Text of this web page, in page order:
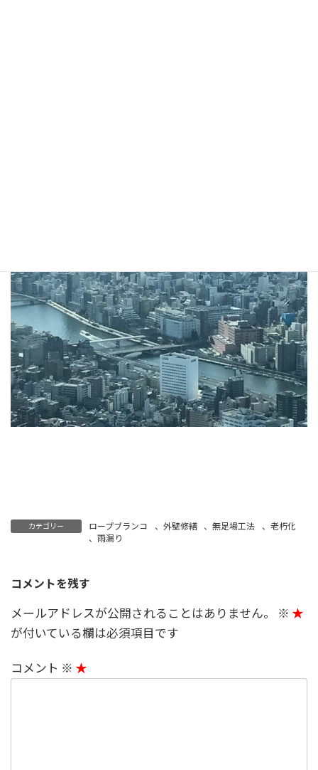
カテゴリー ロープブランコ 、 外壁修繕 、無足場工法 、 老朽化
、 雨漏り
コメントを残す
メールアドレスが公開されることはありません。
※
が付いている欄は必須項目です
コメント ※